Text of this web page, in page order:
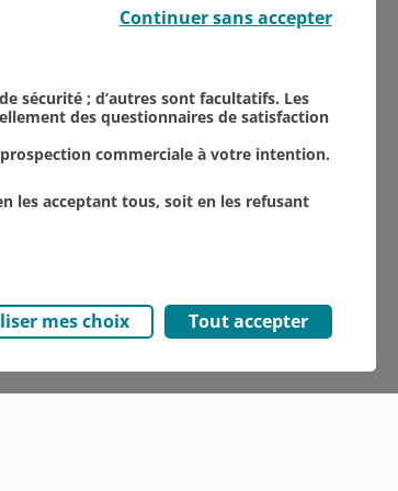
NOS ACTUALITÉS
sécurité ; d’autres sont facultatifs. Les
des questionnaires de satisfaction
commerciale à votre intention.
les acceptant tous, soit en les refusant
mes choix Tout accepter
Continuer sans accepter